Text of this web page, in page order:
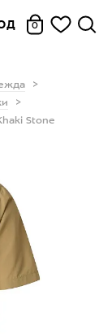
0
Stone